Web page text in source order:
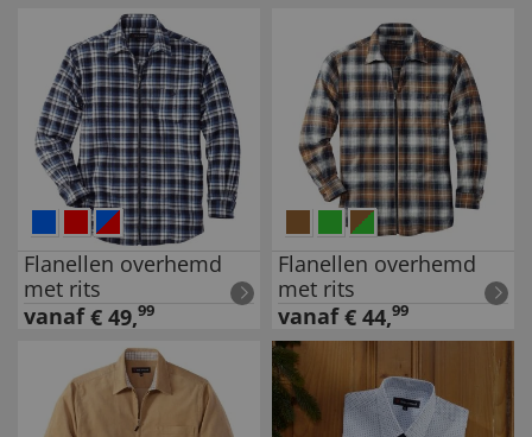
Flanellen overhemd
met rits
vanaf € 49,99
Flanellen overhemd
met rits
vanaf € 44,99